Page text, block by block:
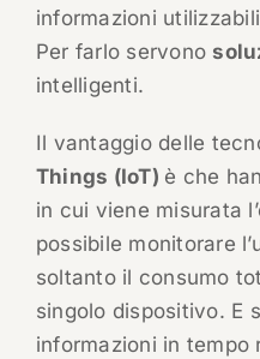
informazioni
Per farlo servono
intelligenti.
Il vantaggio delle
Things (IoT) è che
in cui viene misurata
possibile monitorare
soltanto il consumo
singolo dispositivo. E
informazioni in tempo